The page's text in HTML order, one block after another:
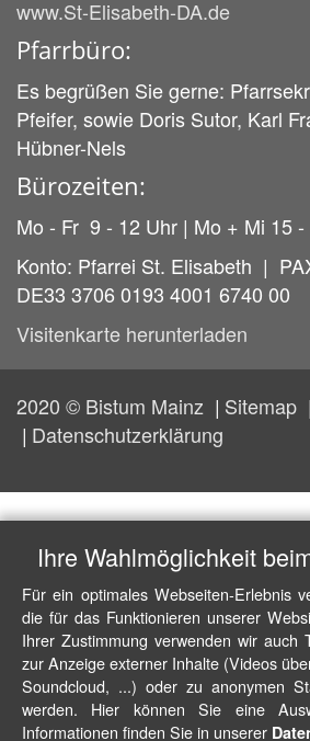
www.St-Elisabeth-DA.de
Pfarrbüro:
Es begrüßen Sie gerne:
Pfeifer, sowie Doris Sutor, Karl
Hübner-Nels
Bürozeiten:
Mo - Fr 9 - 12 Uhr | Mo + Mi 15 -
Konto: Pfarrei St. Elisabeth |
DE33 3706 0193 4001 6740 00
Visitenkarte herunterladen
2020 © Bistum Mainz Sitemap
Datenschutzerklärung
Ihre Wahlmöglichkeit
Für ein optimales Webseiten-Erlebnis
die für das Funktionieren unserer
Ihrer Zustimmung verwenden wir auch
zur Anzeige externer Inhalte (Videos
Soundcloud, ...) oder zu anonymen
werden. Hier können Sie eine
Informationen finden Sie in unserer